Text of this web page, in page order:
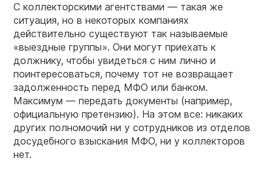
С коллекторскими агентствами — такая же
ситуация, но в некоторых компаниях
действительно существуют так называемые
«выездные группы». Они могут приехать к
должнику, чтобы увидеться с ним лично и
поинтересоваться, почему тот не возвращает
задолженность перед МФО или банком.
Максимум — передать документы (например,
официальную претензию). На этом все: никаких
других полномочий ни у сотрудников из отделов
досудебного взыскания МФО, ни у коллекторов
нет.